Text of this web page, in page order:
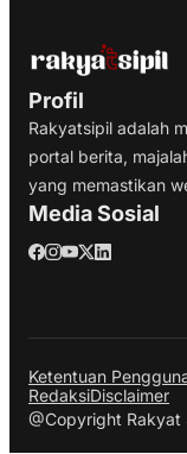
Profil
Rakyatsipil adalah
portal berita,
yang memastikan
Media Sosial
Ketentuan
RedaksiDisclaimer
@Copyright Rakyat